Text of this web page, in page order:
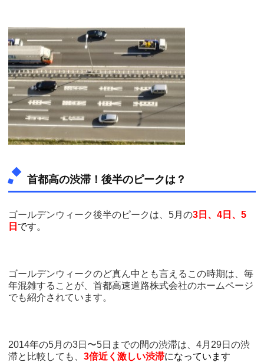
首都高の渋滞！後半のピークは？
ゴールデンウィーク後半のピークは、5月の3日、4日、5
日 です。
ゴールデンウィークのど真ん中とも言えるこの時期は、毎
年混雑することが、首都高速道路株式会社のホームページ
でも紹介されています。
2014年の5月の3日〜5日までの間の渋滞は、4月29日の渋
滞と比較しても、3倍近く激しい渋滞になっています